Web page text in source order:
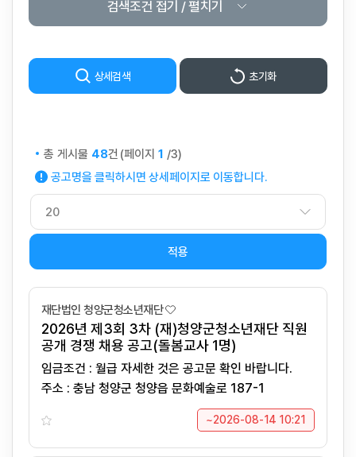
검색조건 접기 / 펼치기
상세검색 초기화
총 게시물 48건 (페이지 1 /3)
공고명을 클릭하시면 상세페이지로 이동합니다.
적용
재단법인 청양군청소년재단
2026년 제3회 3차 (재)청양군청소년재단 직원
공개 경쟁 채용 공고(돌봄교사 1명)
임금조건 : 월급 자세한 것은 공고문 확인 바랍니다.
주소 : 충남 청양군 청양읍 문화예술로 187-1
~2026-08-14 10:21